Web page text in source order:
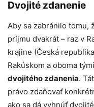
Dvojité zdanenie
Aby sa zabránilo tomu,
príjmu dvakrát – raz v
krajine (Česká
Rakúskom a oboma
dvojitého zdanenia.
právo zdaňovať
ako sa dá vyhnúť